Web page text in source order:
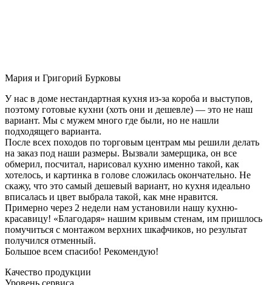
Мария и Григорий Бурковы
У нас в доме нестандартная кухня из-за короба и выступов,
поэтому готовые кухни (хоть они и дешевле) — это не наш
вариант. Мы с мужем много где были, но не нашли
подходящего варианта.
После всех походов по торговым центрам мы решили делать
на заказ под наши размеры. Вызвали замерщика, он все
обмерил, посчитал, нарисовал кухню именно такой, как
хотелось, и картинка в голове сложилась окончательно. Не
скажу, что это самый дешевый вариант, но кухня идеально
вписалась и цвет выбрала такой, как мне нравится.
Примерно через 2 недели нам установили нашу кухню-
красавицу! «Благодаря» нашим кривым стенам, им пришлось
помучиться с монтажом верхних шкафчиков, но результат
получился отменный.
Большое всем спасибо! Рекомендую!
Качество продукции
Уровень сервиса